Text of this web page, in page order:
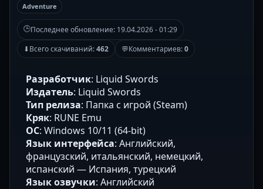
Adventure
🕒Последнее обновление: 19.04.2026 - 01:29
⬇Всего скачиваний:462 💬Комментариев:0
Разработчик: Liquid Swords
Издатель: Liquid Swords
Тип релиза: Папка с игрой (Steam)
Кряк: RUNE Emu
ОС: Windows 10/11 (64-bit)
Язык интерфейса: Английский,
французский, итальянский, немецкий,
испанский — Испания, турецкий
Язык озвучки: Английский